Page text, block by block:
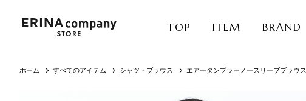
TOP ITEM BRAND
ホーム すべてのアイテム シャツ・ブラウス エアータンブラーノースリーブブラウス